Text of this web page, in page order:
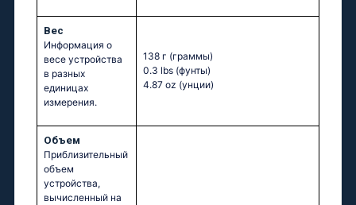
Вес
Информация о
весе устройства
в разных
единицах
измерения.
138 г (граммы)
0.3 lbs (фунты)
4.87 oz (унции)
Объем
Приблизительный
объем
устройства,
вычисленный на